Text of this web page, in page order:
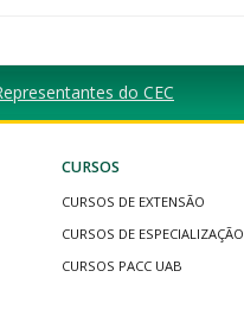
do CEC
CURSOS
CURSOS DE EXTENSÃO
CURSOS DE ESPECIALIZAÇÃO
CURSOS PACC UAB